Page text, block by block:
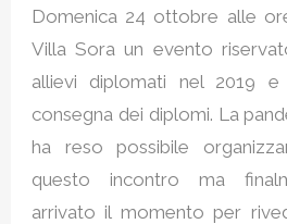
Domenica 24 ottobre alle
Villa Sora un evento
allievi diplomati nel 2019 e
consegna dei diplomi. La
ha reso possibile
questo incontro ma
arrivato il momento per